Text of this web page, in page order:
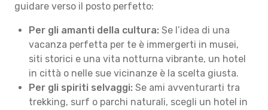
guidare verso il posto perfetto:
Per gli amanti della cultura: Se l’idea di una
vacanza perfetta per te è immergerti in musei,
siti storici e una vita notturna vibrante, un hotel
in città o nelle sue vicinanze è la scelta giusta.
Per gli spiriti selvaggi: Se ami avventurarti tra
trekking, surf o parchi naturali, scegli un hotel in